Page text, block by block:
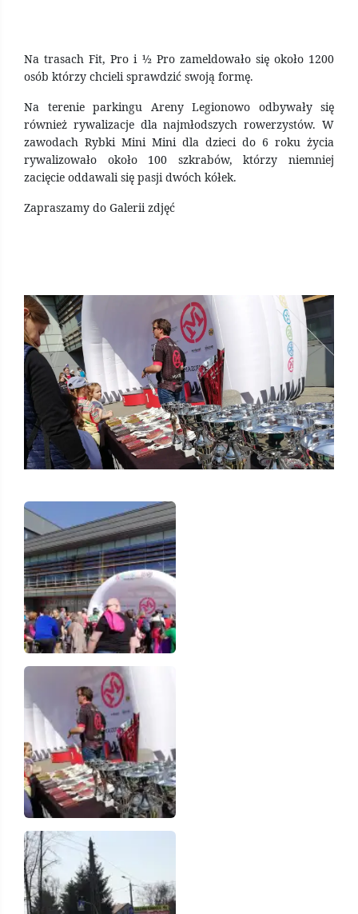
Na trasach Fit, Pro i ½ Pro zameldowało się około 1200
osób którzy chcieli sprawdzić swoją formę.
Na terenie parkingu Areny Legionowo odbywały się
również rywalizacje dla najmłodszych rowerzystów. W
zawodach Rybki Mini Mini dla dzieci do 6 roku życia
rywalizowało około 100 szkrabów, którzy niemniej
zacięcie oddawali się pasji dwóch kółek.
Zapraszamy do Galerii zdjęć